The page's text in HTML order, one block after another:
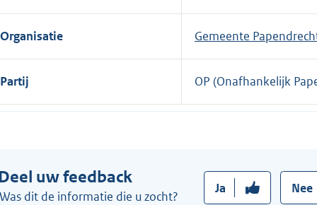
:
Organisatie Gemeente
Partij OP (Onafhankelijk
uw feedback
Was dit de informatie die u zocht?
Ja Nee